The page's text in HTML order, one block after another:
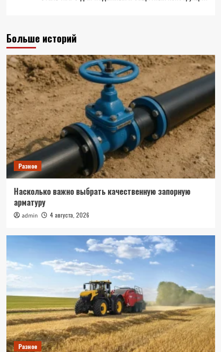
Больше историй
Разное
Насколько важно выбрать качественную запорную
арматуру
admin 4 августа, 2026
Разное